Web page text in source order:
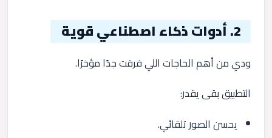
2. أدوات ذكاء اصطناعي قوية
ودي من أهم الحاجات اللي فرقت جدًا مؤخرًا.
التطبيق بقى يقدر:
يحسن الصور تلقائي.